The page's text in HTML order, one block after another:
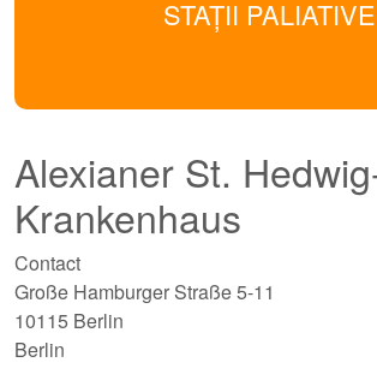
STAȚII PALIATIVE
Alexianer St.
Krankenhaus
Contact
Große Hamburger Straße 5-11
10115 Berlin
Berlin